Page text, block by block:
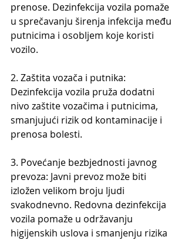
prenose. Dezinfekcija vozila pomaže
u sprečavanju širenja infekcija među
putnicima i osobljem koje koristi
vozilo.
2. Zaštita vozača i putnika:
Dezinfekcija vozila pruža dodatni
nivo zaštite vozačima i putnicima,
smanjujući rizik od kontaminacije i
prenosa bolesti.
3. Povećanje bezbjednosti javnog
prevoza: Javni prevoz može biti
izložen velikom broju ljudi
svakodnevno. Redovna dezinfekcija
vozila pomaže u održavanju
higijenskih uslova i smanjenju rizika